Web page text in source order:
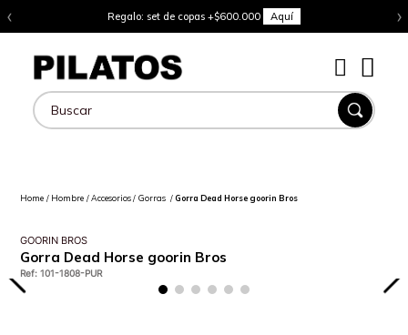
‹ Regalo: set de copas +$600.000 Aquí ›
Buscar
Hombre Accesorios Gorras Gorra Dead Horse goorin Bros
GOORIN BROS
Gorra Dead Horse goorin Bros
Ref:101-1808-PUR